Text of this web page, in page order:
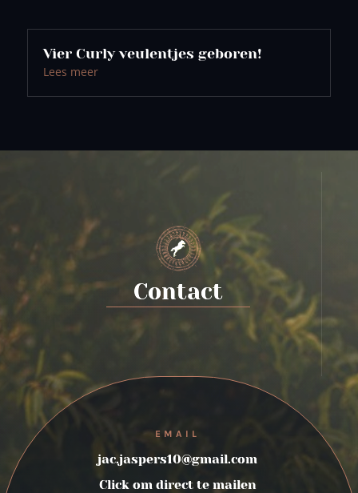
Vier Curly veulentjes geboren!
Lees meer
Contact
EMAIL
jac.jaspers10@gmail.com
Click om direct te mailen